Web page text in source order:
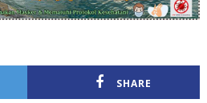
SHARE